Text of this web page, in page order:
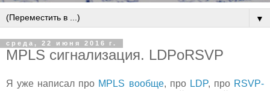
▼
среда, 22 июня 2016 г.
MPLS сигнализация. LDPoRSVP
Я уже написал про MPLS вообще, про LDP, про RSVP-